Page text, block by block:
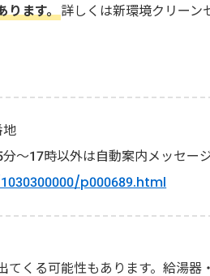
ります。詳しくは新環境クリーン
～17時以外は自動案内メッセージ
p000689.html
てくる可能性もあります。給湯